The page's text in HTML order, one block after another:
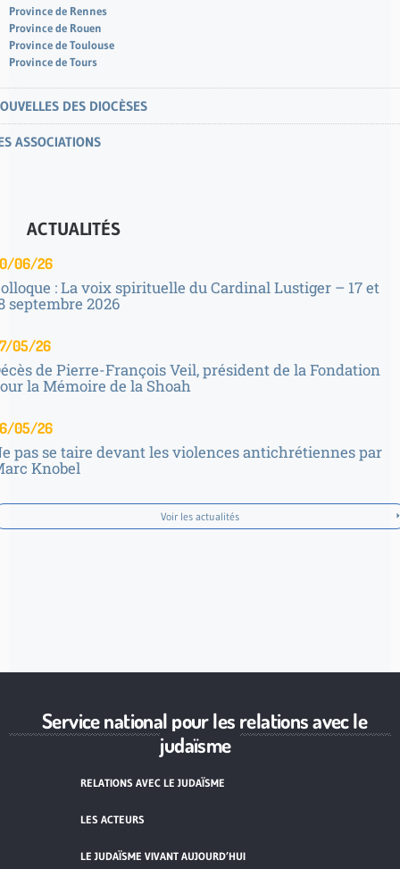
Province de Rennes
Province de Rouen
Province de Toulouse
Province de Tours
DES DIOCÈSES
ASSOCIATIONS
ACTUALITÉS
06/26
: La voix spirituelle du Cardinal Lustiger – 17 et
septembre 2026
05/26
de Pierre-François Veil, président de la Fondation
la Mémoire de la Shoah
05/26
pas se taire devant les violences antichrétiennes par
Knobel
Voir les actualités
Service national pour les relations avec le
judaïsme
RELATIONS AVEC LE JUDAÏSME
LES ACTEURS
LE JUDAÏSME VIVANT AUJOURD’HUI